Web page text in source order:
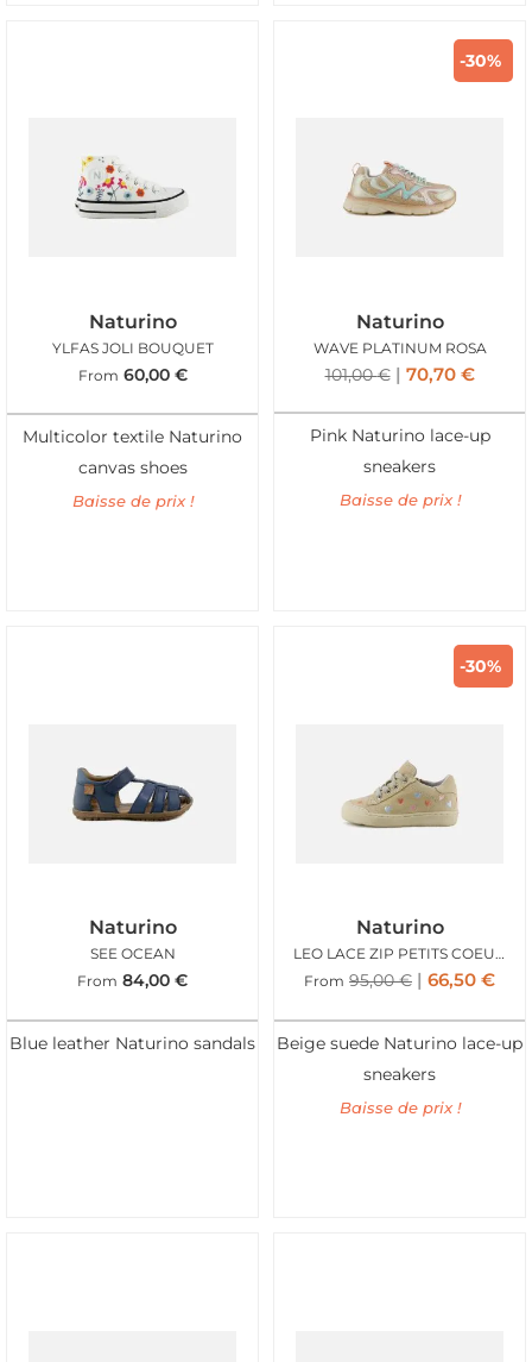
Naturino
YLFAS JOLI BOUQUET
From 60,00 €
Multicolor textile Naturino
canvas shoes
Baisse de prix !
-30%
Naturino
WAVE PLATINUM ROSA
101,00€ 70,70 €
Pink Naturino lace-up
sneakers
Baisse de prix !
Naturino
SEE OCEAN
From 84,00 €
Blue leather Naturino sandals
-30%
Naturino
LEO LACE ZIP PETITS COEURS SANDY
From 95,00€ 66,50 €
Beige suede Naturino lace-up
sneakers
Baisse de prix !